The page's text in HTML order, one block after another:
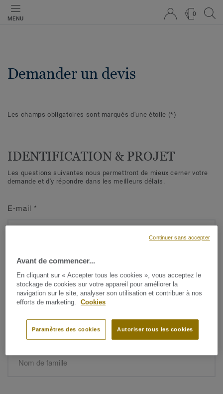
MENU
0
Demander un devis
Les champs obligatoires sont marqués d'une étoile (*)
IDENTIFICATION & PROJET
Les questions suivantes nous permettront de mieux cerner votre
demande et d'y répondre dans les meilleurs délais.
E-mail *
Prénom*
Avant de commencer...
En cliquant sur « Accepter tous les cookies », vous acceptez le
stockage de cookies sur votre appareil pour améliorer la
navigation sur le site, analyser son utilisation et contribuer à nos
efforts de marketing.
Cookies
Autoriser tous les cookies
Paramètres des cookies
Continuer sans accepter